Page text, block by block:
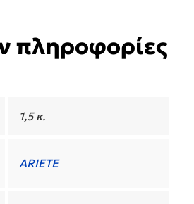
πληροφορίες
1,5 κ.
ARIETE